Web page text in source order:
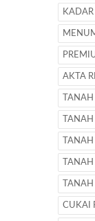
AKTA
TANAH
CUKAI